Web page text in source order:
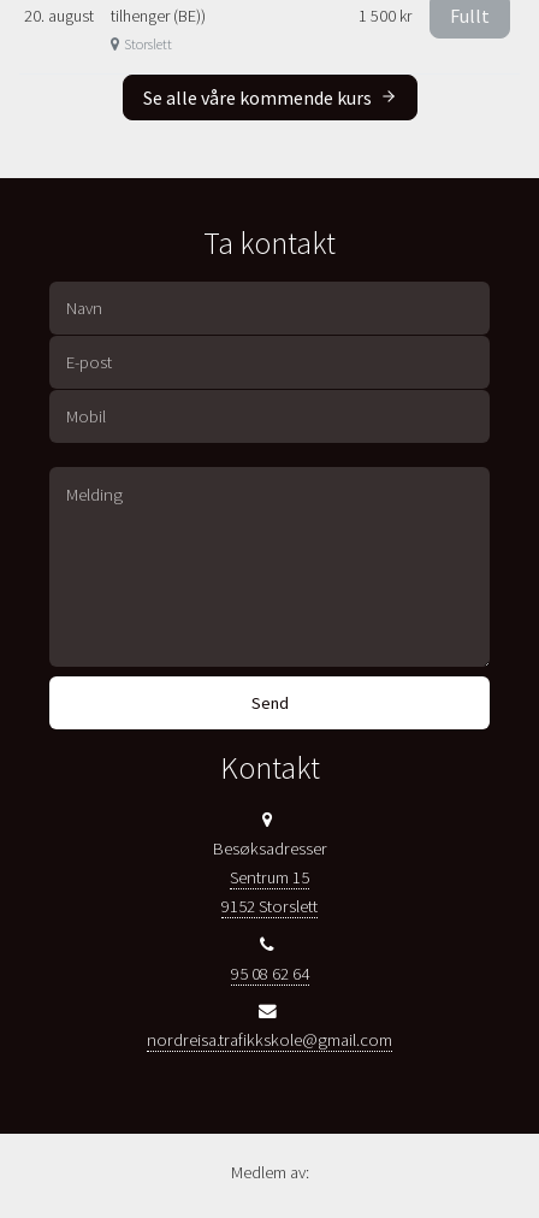
20. august
tilhenger (BE))
Storslett
1 500 kr Fullt
Se alle våre kommende kurs
Ta kontakt
Kontakt
Besøksadresser
Sentrum 15
9152 Storslett
95 08 62 64
nordreisa.trafikkskole@gmail.com
Medlem av: